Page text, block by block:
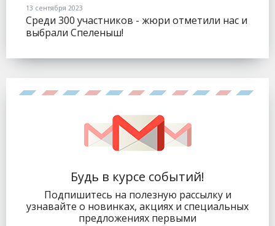
13 сентября 2023
Среди 300 участников - жюри отметили нас и
выбрали Спеленыш!
Будь в курсе событий!
Подпишитесь на полезную рассылку и
узнавайте о новинках, акциях и специальных
предложениях первыми